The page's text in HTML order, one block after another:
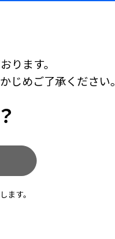
ります。
じめご了承ください。
す。